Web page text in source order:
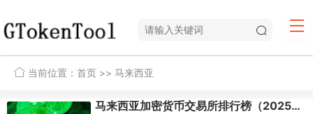
当前位置： 首页 >> 马来西亚
马来西亚加密货币交易所排行榜（2025年最新版）：安全、合规与费用全解析